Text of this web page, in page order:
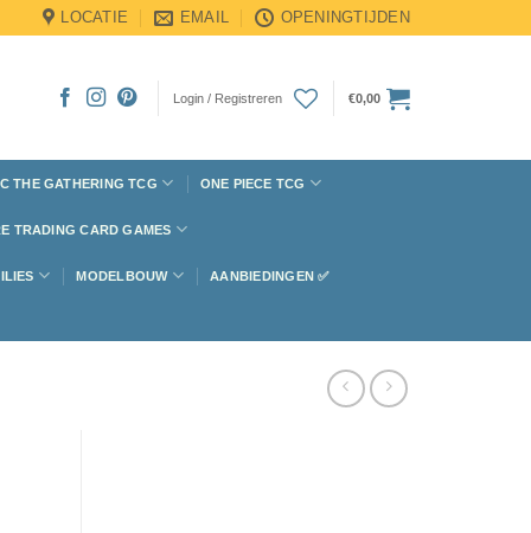
LOCATIE EMAIL OPENINGTIJDEN
Login / Registreren €0,00
THE GATHERING TCG ONE PIECE TCG
TRADING CARD GAMES
MODELBOUW AANBIEDINGEN ✅